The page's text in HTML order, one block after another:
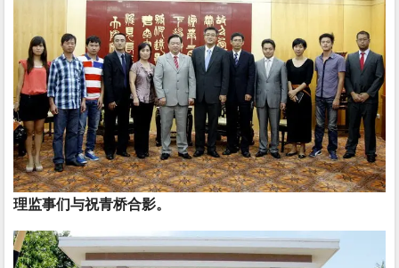
理监事们与祝青桥合影。